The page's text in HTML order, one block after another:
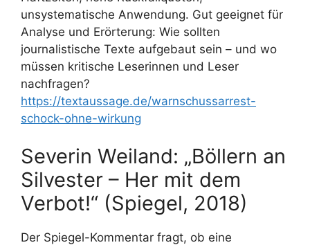
unsystematische Anwendung. Gut geeignet für
Analyse und Erörterung: Wie sollten
journalistische Texte aufgebaut sein – und wo
müssen kritische Leserinnen und Leser
nachfragen?
https://textaussage.de/warnschussarrest-
schock-ohne-wirkung
Severin Weiland: „Böllern an
Silvester – Her mit dem
Verbot!“ (Spiegel, 2018)
Der Spiegel-Kommentar fragt, ob eine